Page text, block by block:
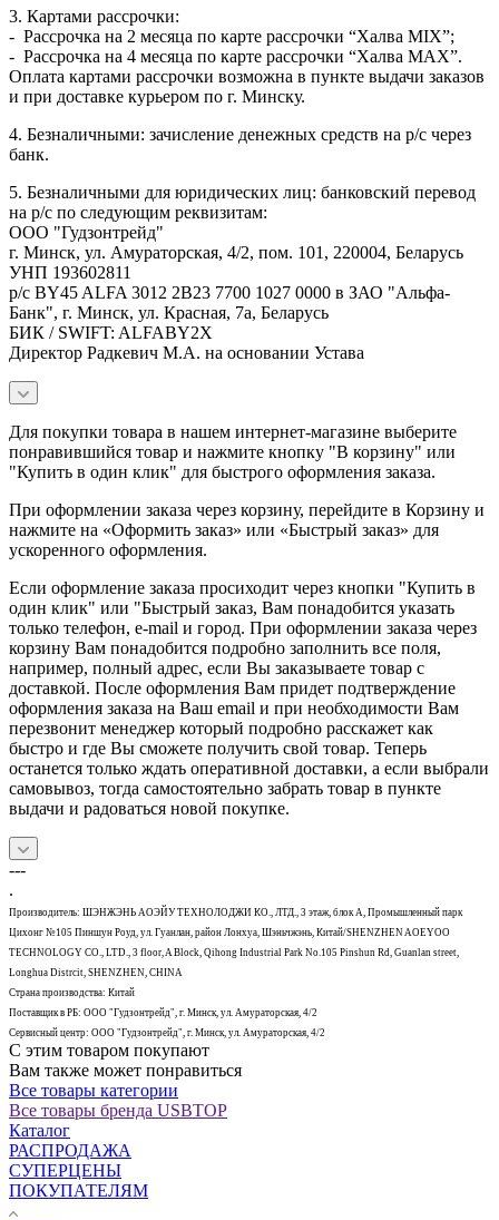
3. Картами рассрочки:
- Рассрочка на 2 месяца по карте рассрочки “Халва MIX”;
- Рассрочка на 4 месяца по карте рассрочки “Халва MAX”.
Оплата картами рассрочки возможна в пункте выдачи заказов
и при доставке курьером по г. Минску.
4. Безналичными: зачисление денежных средств на р/с через
банк.
5. Безналичными для юридических лиц: банковский перевод
на р/с по следующим реквизитам:
ООО "Гудзонтрейд"
г. Минск, ул. Амураторская, 4/2, пом. 101, 220004, Беларусь
УНП 193602811
р/с BY45 ALFA 3012 2B23 7700 1027 0000 в ЗАО "Альфа-
Банк", г. Минск, ул. Красная, 7а, Беларусь
БИК / SWIFT: ALFABY2X
Директор Радкевич М.А. на основании Устава
Для покупки товара в нашем интернет-магазине выберите
понравившийся товар и нажмите кнопку "В корзину" или
"Купить в один клик" для быстрого оформления заказа.
При оформлении заказа через корзину, перейдите в Корзину и
нажмите на «Оформить заказ» или «Быстрый заказ» для
ускоренного оформления.
Если оформление заказа просиходит через кнопки "Купить в
один клик" или "Быстрый заказ, Вам понадобится указать
только телефон, e-mail и город. При оформлении заказа через
корзину Вам понадобится подробно заполнить все поля,
например, полный адрес, если Вы заказываете товар с
доставкой. После оформления Вам придет подтверждение
оформления заказа на Ваш email и при необходимости Вам
перезвонит менеджер который подробно расскажет как
быстро и где Вы сможете получить свой товар. Теперь
останется только ждать оперативной доставки, а если выбрали
самовывоз, тогда самостоятельно забрать товар в пункте
выдачи и радоваться новой покупке.
---
.
Производитель: ШЭНЖЭНЬ АОЭЙУ ТЕХНОЛОДЖИ КО., ЛТД., 3 этаж, блок А, Промышленный парк
Цихонг №105 Пиншун Роуд, ул. Гуанлан, район Лонхуа, Шэньчжэнь, Китай/SHENZHEN AOEYOO
TECHNOLOGY CO., LTD., 3 floor, A Block, Qihong Industrial Park No.105 Pinshun Rd, Guanlan street,
Longhua Distrcit, SHENZHEN, CHINA
Страна производства: Китай
Поставщик в РБ: ООО "Гудзонтрейд", г. Минск, ул. Амураторская, 4/2
Сервисный центр: ООО "Гудзонтрейд", г. Минск, ул. Амураторская, 4/2
С этим товаром покупают
Вам также может понравиться
Все товары категории
Все товары бренда USBTOP
Каталог
РАСПРОДАЖА
СУПЕРЦЕНЫ
ПОКУПАТЕЛЯМ